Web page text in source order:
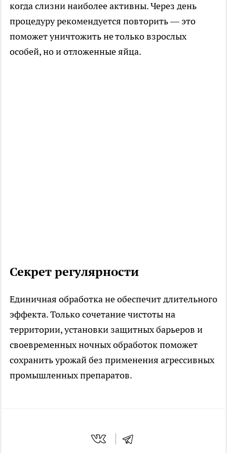
когда слизни наиболее активны. Через день
процедуру рекомендуется повторить — это
поможет уничтожить не только взрослых
особей, но и отложенные яйца.
Секрет регулярности
Единичная обработка не обеспечит длительного
эффекта. Только сочетание чистоты на
территории, установки защитных барьеров и
своевременных ночных обработок поможет
сохранить урожай без применения агрессивных
промышленных препаратов.